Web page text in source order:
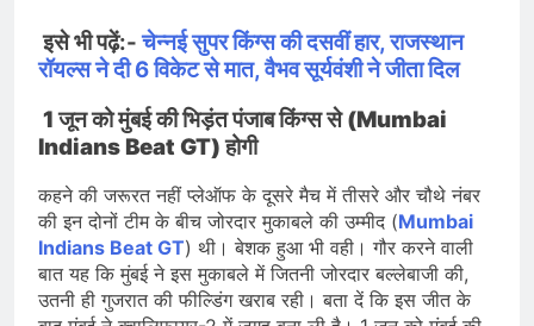
इसे भी पढ़ें:-चेन्नई सुपर किंग्स की दसवीं हार, राजस्थान
रॉयल्स ने दी 6 विकेट से मात, वैभव सूर्यवंशी ने जीता दिल
1 जून को मुंबई की भिड़ंत पंजाब किंग्स से (Mumbai
Indians Beat GT) होगी
कहने की जरूरत नहीं प्लेऑफ के दूसरे मैच में तीसरे और चौथे नंबर
की इन दोनों टीम के बीच जोरदार मुकाबले की उम्मीद (Mumbai
Indians Beat GT) थी। बेशक हुआ भी वही। गौर करने वाली
बात यह कि मुंबई ने इस मुकाबले में जितनी जोरदार बल्लेबाजी की,
उतनी ही गुजरात की फील्डिंग खराब रही। बता दें कि इस जीत के